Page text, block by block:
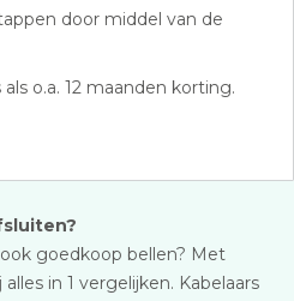
door middel van de
o.a. 12 maanden korting.
goedkoop bellen? Met
in 1 vergelijken. Kabelaars